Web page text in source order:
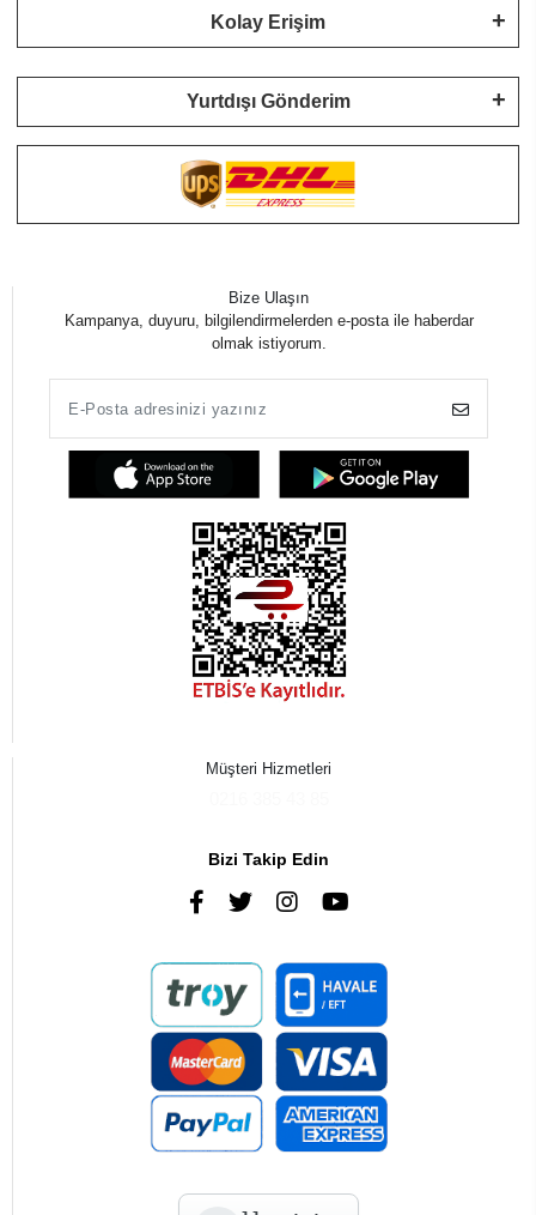
Kolay Erişim
Yurtdışı Gönderim
Bize Ulaşın
Kampanya, duyuru, bilgilendirmelerden e-posta ile haberdar
olmak istiyorum.
Müşteri Hizmetleri
Bizi Takip Edin